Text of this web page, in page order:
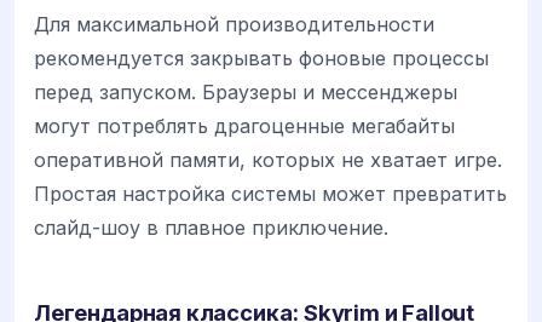
Для максимальной производительности
рекомендуется закрывать фоновые процессы
перед запуском. Браузеры и мессенджеры
могут потреблять драгоценные мегабайты
оперативной памяти, которых не хватает игре.
Простая настройка системы может превратить
слайд-шоу в плавное приключение.
Легендарная классика: Skyrim и Fallout